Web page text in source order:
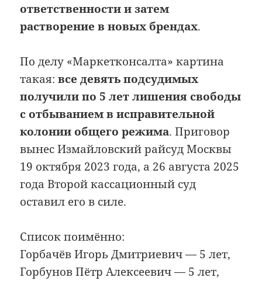
ответственности и затем
растворение в новых брендах.
По делу «Маркетконсалта» картина
такая:все девять подсудимых
получили по 5 лет лишения свободы
с отбыванием в исправительной
колонии общего режима. Приговор
вынес Измайловский райсуд Москвы
19 октября 2023 года, а 26 августа 2025
года Второй кассационный суд
оставил его в силе.
Список поимённо:
Горбачёв Игорь Дмитриевич — 5 лет,
Горбунов Пётр Алексеевич — 5 лет,